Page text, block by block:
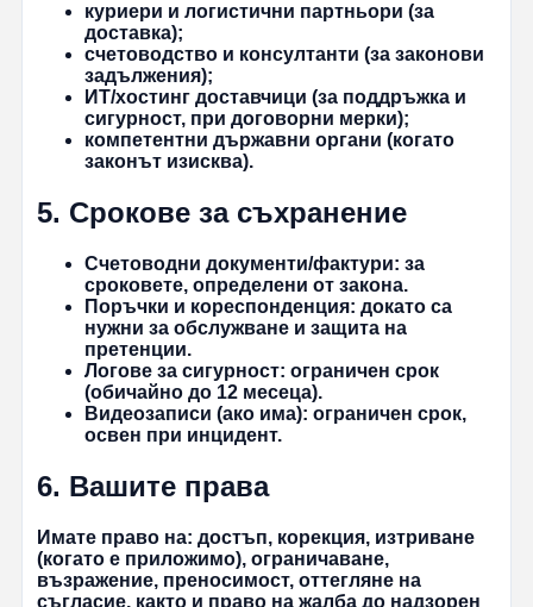
куриери и логистични партньори (за
доставка);
счетоводство и консултанти (за законови
задължения);
ИТ/хостинг доставчици (за поддръжка и
сигурност, при договорни мерки);
компетентни държавни органи (когато
законът изисква).
5. Срокове за съхранение
Счетоводни документи/фактури: за
сроковете, определени от закона.
Поръчки и кореспонденция: докато са
нужни за обслужване и защита на
претенции.
Логове за сигурност: ограничен срок
(обичайно до 12 месеца).
Видеозаписи (ако има): ограничен срок,
освен при инцидент.
6. Вашите права
Имате право на: достъп, корекция, изтриване
(когато е приложимо), ограничаване,
възражение, преносимост, оттегляне на
съгласие, както и право на жалба до надзорен